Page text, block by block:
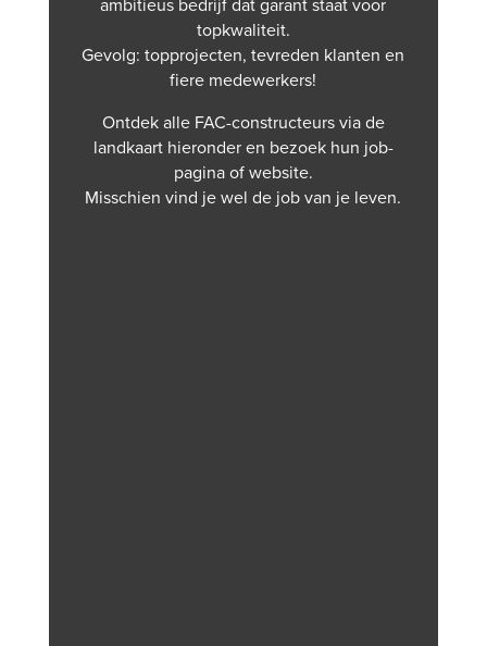
ambitieus bedrijf dat garant staat voor
topkwaliteit.
Gevolg: topprojecten, tevreden klanten en
fiere medewerkers!
Ontdek alle FAC-constructeurs via de
landkaart hieronder en bezoek hun job-
pagina of website.
Misschien vind je wel de job van je leven.